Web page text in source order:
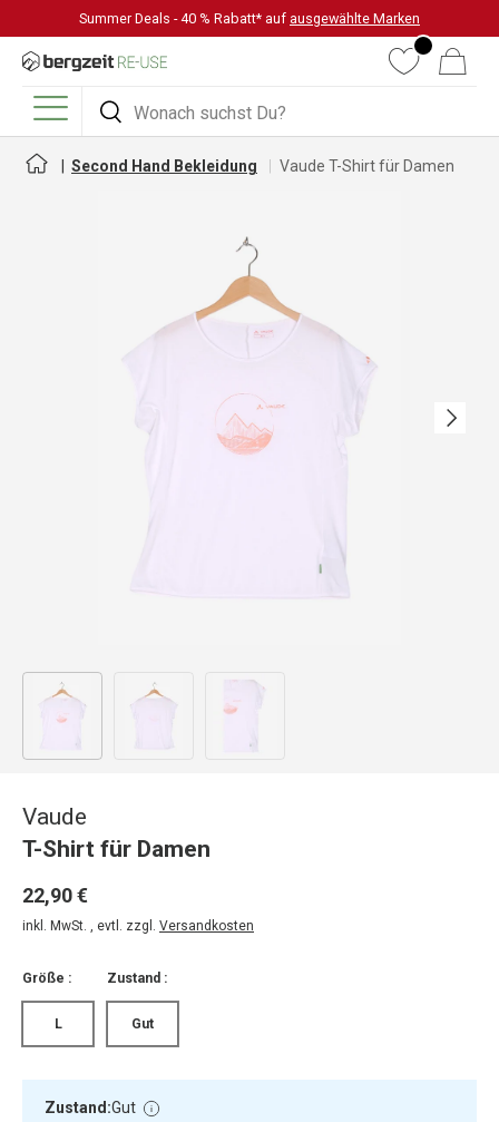
DIREKT ZUM INHALT
Summer Deals - 40 % Rabatt* auf ausgewählte Marken
Suchen
Suchen
WunschlisteWarenkorb
Menü
Second Hand Bekleidung Vaude T-Shirt für Damen
Nächste
Bild 1 in Galerieansicht laden
Vaude
T-Shirt für Damen
22,90 €
inkl. MwSt. , evtl. zzgl. Versandkosten
Größe :
L
Zustand :
Gut
Zustand:Gut